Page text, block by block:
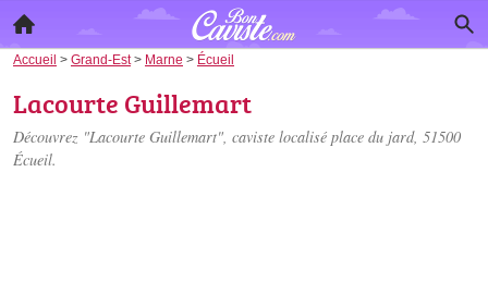
Accueil > Grand-Est> Marne > Écueil
Lacourte Guillemart
Découvrez "Lacourte Guillemart", caviste localisé place du jard, 51500
Écueil.